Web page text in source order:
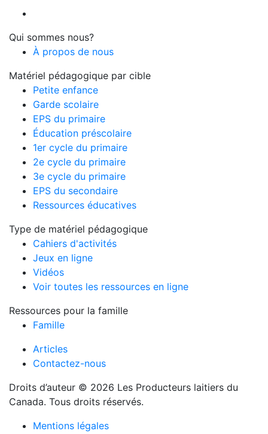
Qui sommes nous?
À propos de nous
Matériel pédagogique par cible
Petite enfance
Garde scolaire
EPS du primaire
Éducation préscolaire
1er cycle du primaire
2e cycle du primaire
3e cycle du primaire
EPS du secondaire
Ressources éducatives
Type de matériel pédagogique
Cahiers d'activités
Jeux en ligne
Vidéos
Voir toutes les ressources en ligne
Ressources pour la famille
Famille
Droits d’auteur © 2026 Les Producteurs laitiers du
Canada. Tous droits réservés.
Mentions légales
Articles
Contactez-nous